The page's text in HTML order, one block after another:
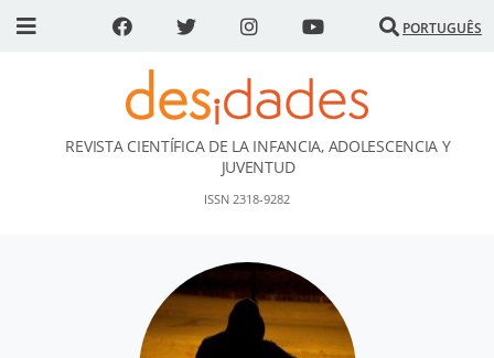
PORTUGUÊS
DESidades
REVISTA CIENTÍFICA DE LA INFANCIA, ADOLESCENCIA Y
JUVENTUD
ISSN 2318-9282